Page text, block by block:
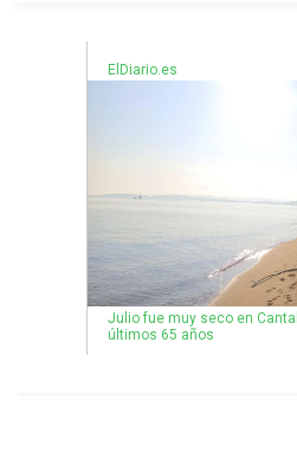
ElDiario.es
Julio fue muy seco en
últimos 65 años